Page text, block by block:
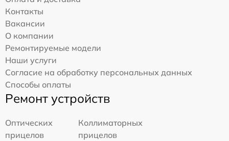
Контакты
Вакансии
О компании
Ремонтируемые модели
Наши услуги
Согласие на обработку персональных данных
Способы оплаты
Ремонт устройств
Оптических
прицелов
Коллиматорных
прицелов